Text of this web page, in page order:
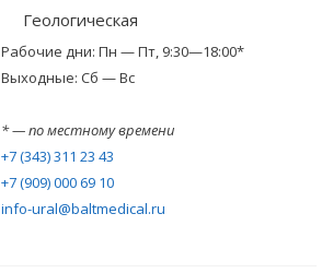
Геологическая
Рабочие дни: Пн — Пт, 9:30—18:00*
Выходные: Сб — Вс
* — по местному времени
+7 (343) 311 23 43
+7 (909) 000 69 10
info-ural@baltmedical.ru